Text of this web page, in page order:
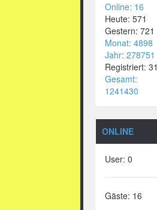
Online: 16
Heute: 571
Gestern: 721
Monat: 4898
Jahr: 278751
Registriert: 31
Gesamt:
1241430
ONLINE
User: 0
Gäste: 16